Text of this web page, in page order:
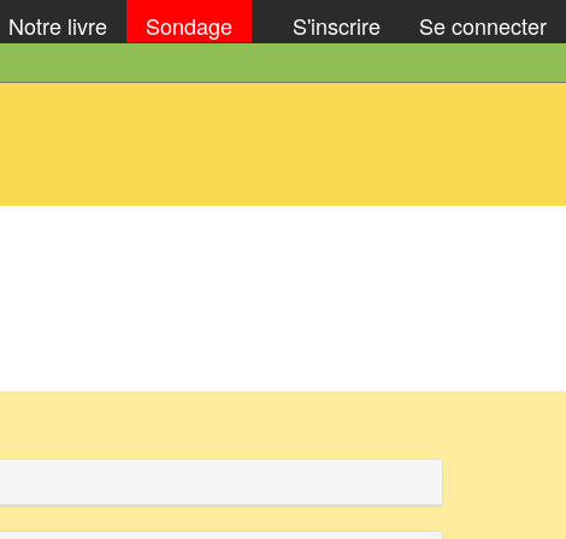
Notre livre Sondage S'inscrire Se connecter